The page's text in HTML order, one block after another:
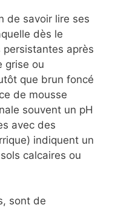
de savoir lire ses
dès le
après
grise ou
que brun foncé
de mousse
souvent un pH
avec des
indiquent un
calcaires ou
sont de